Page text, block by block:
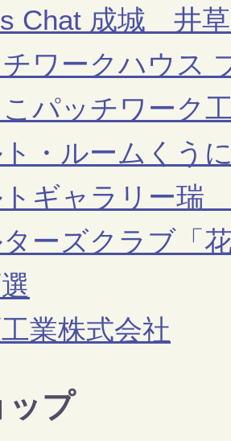
Chat 成城 井
ワークハウス
こパッチワーク
・ルームくう
トギャラリー瑞
ーズクラブ「
業株式会社
ップ